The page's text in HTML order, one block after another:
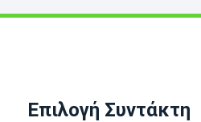
Επιλογή Συντάκτη